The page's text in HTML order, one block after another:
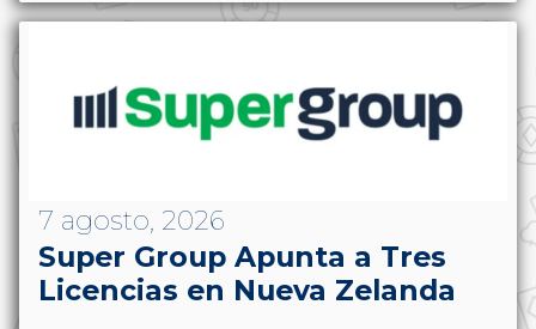
7 agosto, 2026
Super Group Apunta a Tres
Licencias en Nueva Zelanda